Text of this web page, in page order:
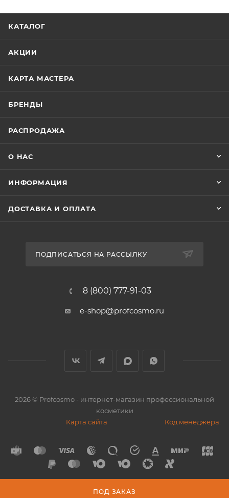
ПОД ЗАКАЗ
КАТАЛОГ
АКЦИИ
КАРТА МАСТЕРА
БРЕНДЫ
РАСПРОДАЖА
О НАС
ИНФОРМАЦИЯ
ДОСТАВКА И ОПЛАТА
ПОДПИСАТЬСЯ НА РАССЫЛКУ
8 (800) 777-91-03
e-shop@profcosmo.ru
2026© Profcosmo - интернет-магазин профессиональной
косметики
Карта сайта
Код менеджера: